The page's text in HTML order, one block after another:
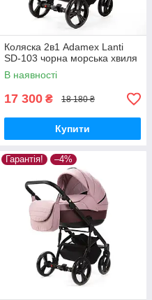
Коляска 2в1 Adamex Lanti
SD-103 чорна морська хвиля
В наявності
17 300 ₴ 18 180 ₴
Купити
Гарантія! –4%